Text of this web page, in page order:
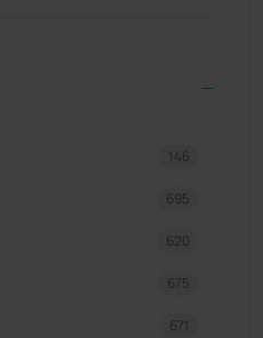
146
695
620
675
671